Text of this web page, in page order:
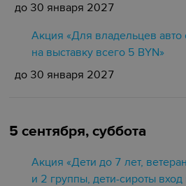
до 30 января 2027
Акция «Для владельцев авто
на выставку всего 5 BYN»
до 30 января 2027
5 сентября, суббота
Акция «Дети до 7 лет,
и 2 группы, дети-сироты